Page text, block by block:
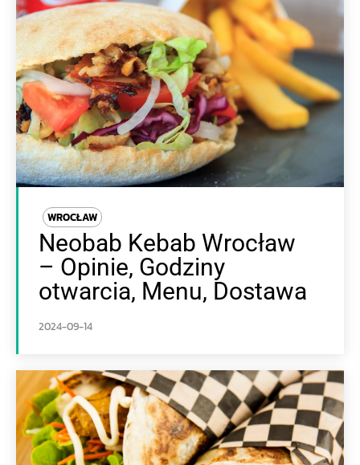
WROCŁAW
Neobab Kebab Wrocław
– Opinie, Godziny
otwarcia, Menu, Dostawa
2024-09-14